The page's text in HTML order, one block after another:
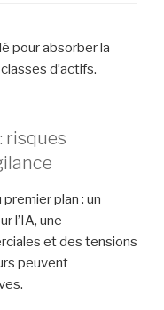
pour absorber la
d’actifs.
risques
plan : un
l’IA, une
et des tensions
peuvent